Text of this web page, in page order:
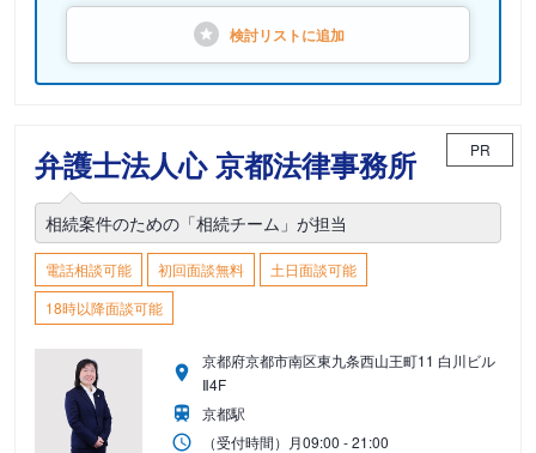
検討リストに追加
弁護士法人心 京都法律事務所 PR
相続案件のための「相続チーム」が担当
電話相談可能 初回面談無料
土日面談可能
18時以降面談可能
京都府京都市南区東九条西山王町11 白川ビル
Ⅱ4F
京都駅
（受付時間） 月09:00 - 21:00